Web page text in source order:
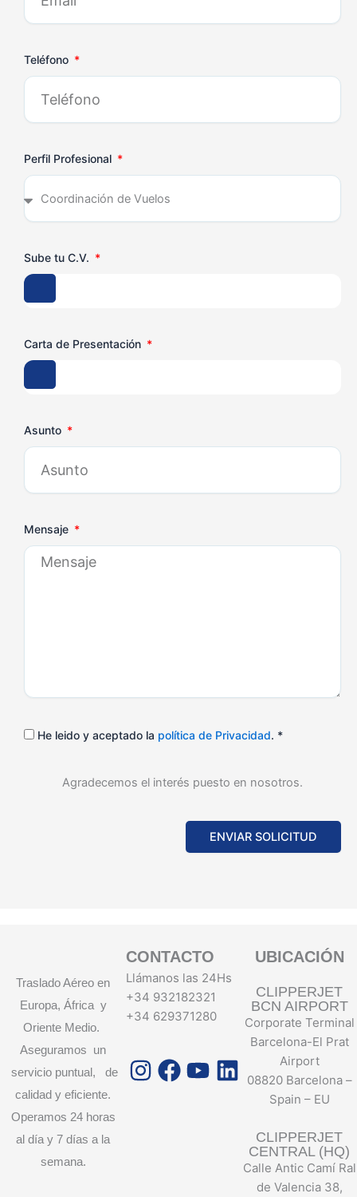
Teléfono
Perfil Profesional
Sube tu C.V.
Carta de Presentación
Asunto
Mensaje
He leido y aceptado la política de Privacidad. *
Agradecemos el interés puesto en nosotros.
ENVIAR SOLICITUD
Traslado Aéreo en
Europa, África y
Oriente Medio.
Aseguramos un
servicio puntual, de
calidad y eficiente.
Operamos 24 horas
al día y 7 días a la
semana.
CONTACTO
Llámanos las 24Hs
+34 932182321
+34 629371280
Instagram
Facebook
Youtube
Linkedin
UBICACIÓN
CLIPPERJET
BCN AIRPORT
Corporate Terminal
Barcelona-El Prat
Airport
08820 Barcelona –
Spain – EU
CLIPPERJET
CENTRAL (HQ)
Calle Antic Camí Ral
de Valencia 38,